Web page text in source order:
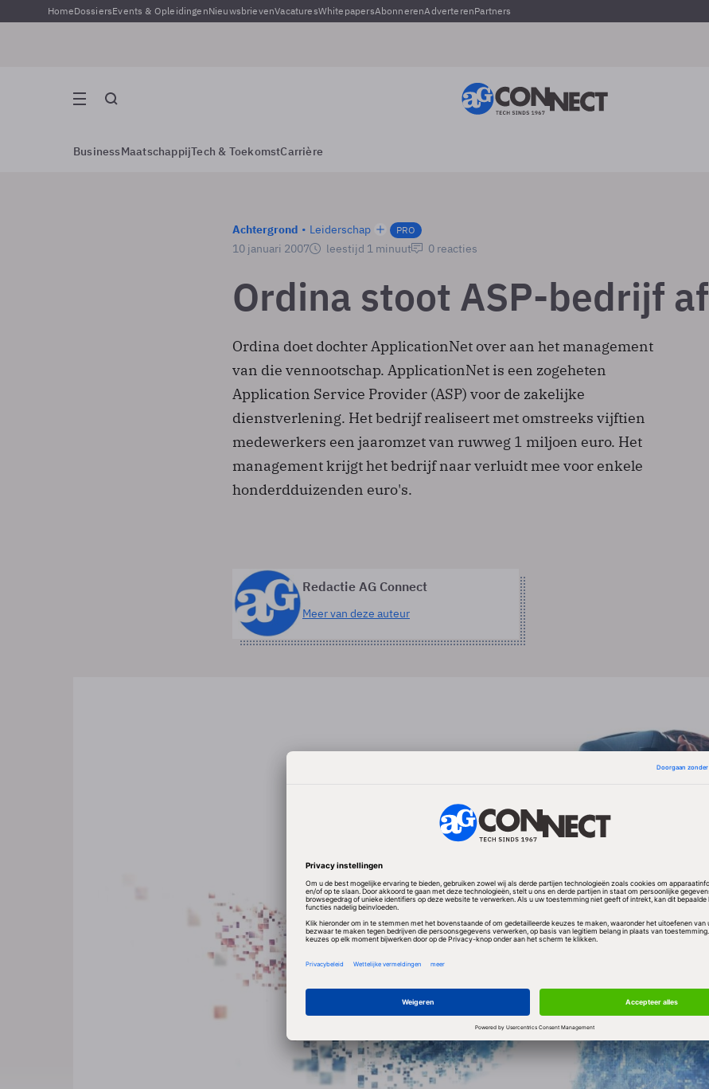
HomeDossiersEvents & OpleidingenNieuwsbrievenVacaturesWhitepapersAbonnerenAdverterenPartners
BusinessMaatschappijTech & ToekomstCarrière
Achtergrond Leiderschap PRO
10 januari 2007 leestijd 1 minuut 0 reacties
Ordina stoot ASP-bedrijf af
Ordina doet dochter ApplicationNet over aan het management
van die vennootschap. ApplicationNet is een zogeheten
Application Service Provider (ASP) voor de zakelijke
dienstverlening. Het bedrijf realiseert met omstreeks vijftien
medewerkers een jaaromzet van ruwweg 1 miljoen euro. Het
management krijgt het bedrijf naar verluidt mee voor enkele
honderdduizenden euro's.
Redactie AG Connect
Meer van deze auteur